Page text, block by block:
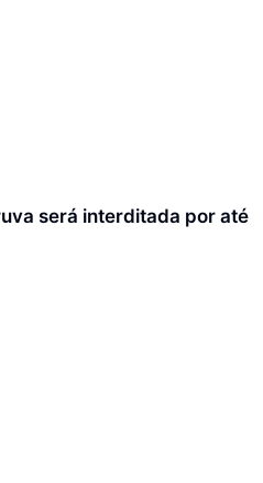
será interditada por até